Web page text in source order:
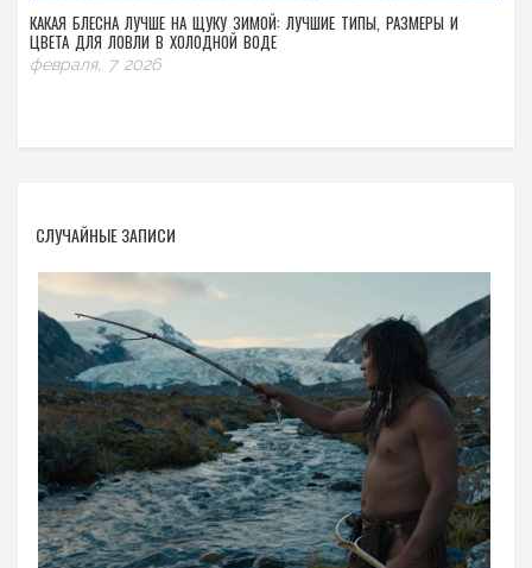
КАКАЯ БЛЕСНА ЛУЧШЕ НА ЩУКУ ЗИМОЙ: ЛУЧШИЕ ТИПЫ, РАЗМЕРЫ И
ЦВЕТА ДЛЯ ЛОВЛИ В ХОЛОДНОЙ ВОДЕ
февраля, 7 2026
СЛУЧАЙНЫЕ ЗАПИСИ